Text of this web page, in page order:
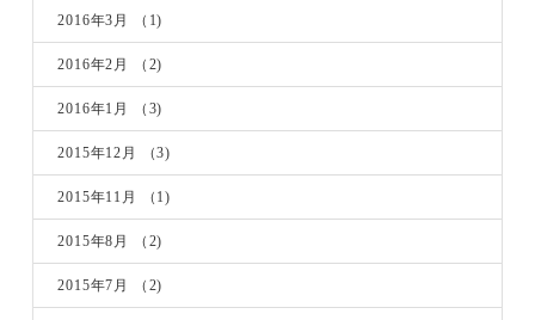
2016年3月 （1)
2016年2月 （2)
2016年1月 （3)
2015年12月 （3)
2015年11月 （1)
2015年8月 （2)
2015年7月 （2)